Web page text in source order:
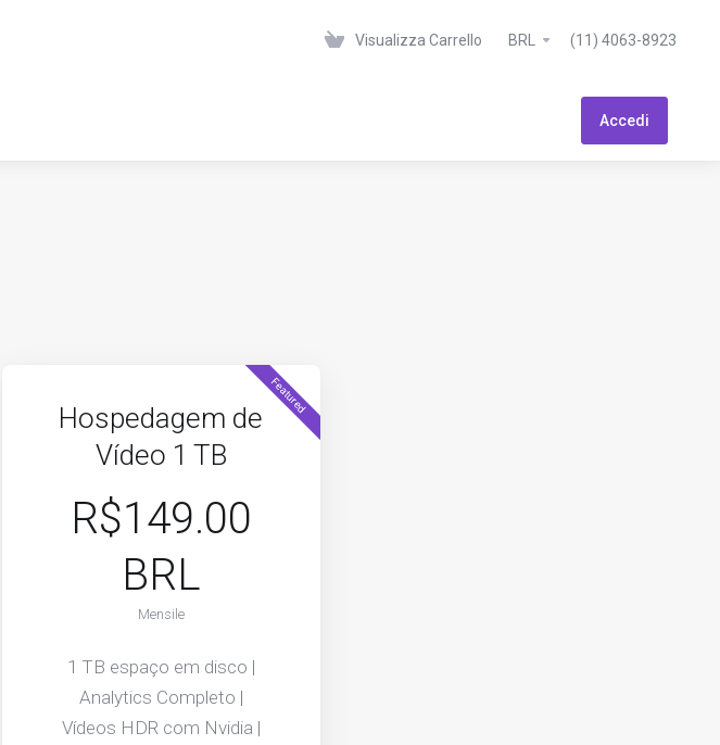
Visualizza Carrello BRL (11) 4063-8923
Accedi
Featured
Hospedagem de
Vídeo 1 TB
R$149.00
BRL
Mensile
1 TB espaço em disco |
Analytics Completo |
Vídeos HDR com Nvidia |